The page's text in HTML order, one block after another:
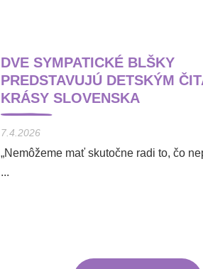
DVE SYMPATICKÉ BLŠKY
PREDSTAVUJÚ DETSKÝM
KRÁSY SLOVENSKA
7.4.2026
„Nemôžeme mať skutočne radi to, čo
...